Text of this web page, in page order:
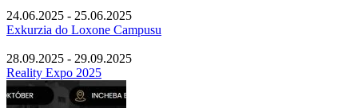
24.06.2025 - 25.06.2025
Exkurzia do Loxone Campusu
28.09.2025 - 29.09.2025
Reality Expo 2025